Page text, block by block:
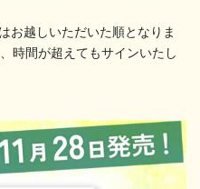
お越しいただいた順となりま
時間が超えてもサインいたし